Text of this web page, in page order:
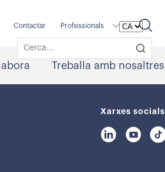
Contactar Professionals
Treballa amb nosaltres
Xarxes socials